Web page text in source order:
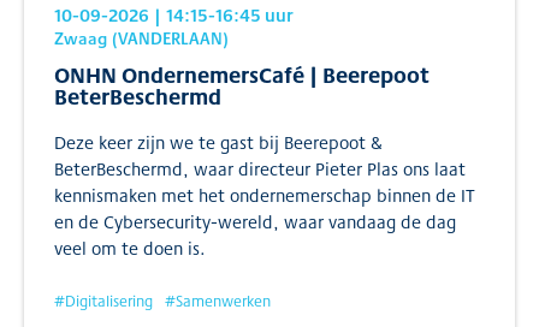
10-09-2026 | 14:15-16:45 uur
Zwaag (VANDERLAAN)
ONHN OndernemersCafé | Beerepoot
BeterBeschermd
Deze keer zijn we te gast bij Beerepoot &
BeterBeschermd, waar directeur Pieter Plas ons laat
kennismaken met het ondernemerschap binnen de IT
en de Cybersecurity-wereld, waar vandaag de dag
veel om te doen is.
#Digitalisering #Samenwerken